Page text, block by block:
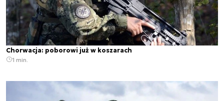
Chorwacja: poborowi już w koszarach
1 min.